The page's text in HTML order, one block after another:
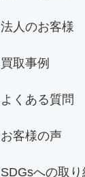
法人のお客様
買取事例
よくある質問
お客様の声
SDGsへの取り